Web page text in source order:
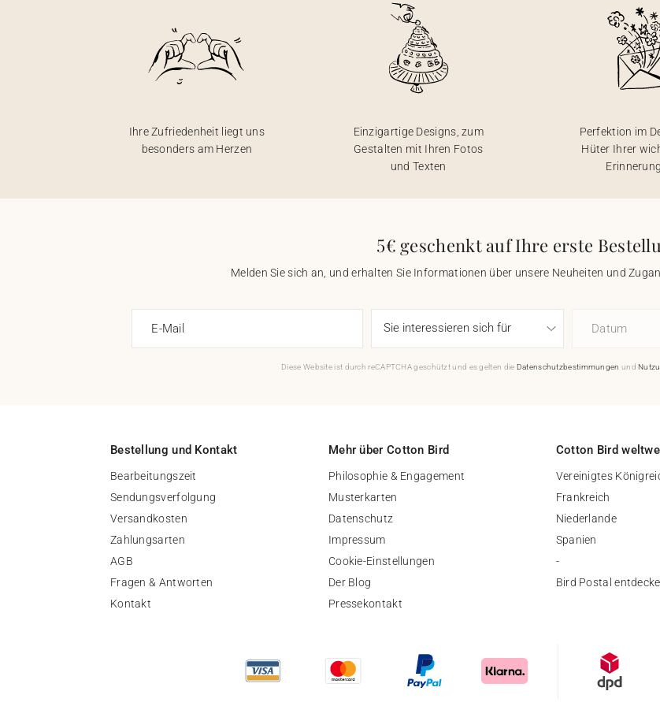
Ihre Zufriedenheit liegt uns
besonders am Herzen
Einzigartige Designs, zum
Gestalten mit Ihren Fotos
und Texten
Perfektion im
Hüter Ihrer
5€ geschenkt auf Ihre erste
Melden Sie sich an, und erhalten Sie Informationen über unsere Neuheiten und
E-Mail Datum
Diese Website ist durch reCAPTCHA geschützt und es gelten die Datenschutzbestimmungen und
Bestellung und Kontakt
Bearbeitungszeit
Sendungsverfolgung
Versandkosten
Zahlungsarten
AGB
Fragen & Antworten
Kontakt
Mehr über Cotton Bird
Philosophie & Engagement
Musterkarten
Datenschutz
Impressum
Cookie-Einstellungen
Der Blog
Pressekontakt
Cotton Bird
Vereinigtes
Frankreich
Niederlande
Spanien
-
Bird Postal